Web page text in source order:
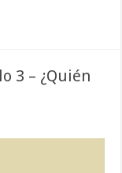
3 – ¿Quién